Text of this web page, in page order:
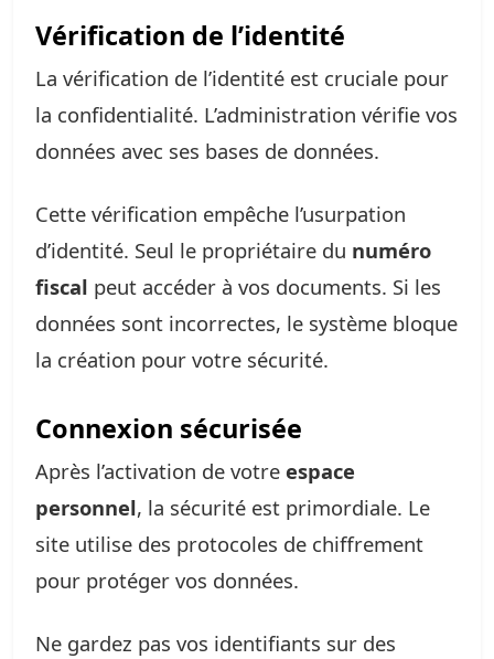
Vérification de l’identité
La vérification de l’identité est cruciale pour
la confidentialité. L’administration vérifie vos
données avec ses bases de données.
Cette vérification empêche l’usurpation
d’identité. Seul le propriétaire du numéro
fiscal peut accéder à vos documents. Si les
données sont incorrectes, le système bloque
la création pour votre sécurité.
Connexion sécurisée
Après l’activation de votre espace
personnel, la sécurité est primordiale. Le
site utilise des protocoles de chiffrement
pour protéger vos données.
Ne gardez pas vos identifiants sur des